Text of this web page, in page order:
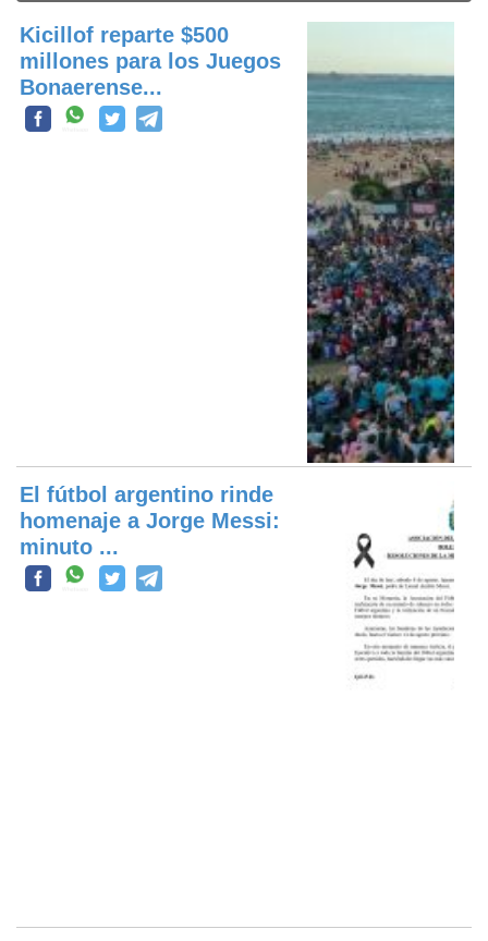
Kicillof reparte $500
millones para los Juegos
Bonaerense...
El fútbol argentino rinde
homenaje a Jorge Messi:
minuto ...